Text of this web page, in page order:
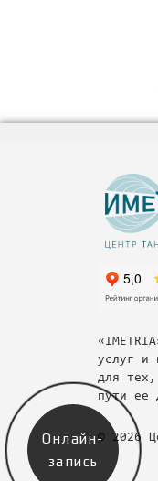
услуг и
для тех,
пути ее
© 2026
Онлайн-
запись